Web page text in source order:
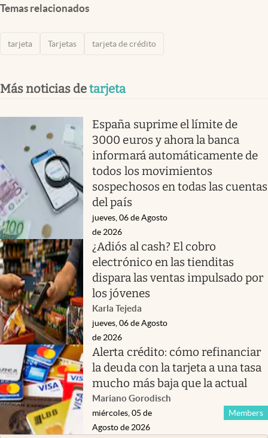
Temas relacionados
tarjeta Tarjetas tarjeta de crédito
Más noticias detarjeta
España suprime el límite de
3000 euros y ahora la banca
informará automáticamente de
todos los movimientos
sospechosos en todas las cuentas
del país
jueves, 06 de Agosto
de 2026
¿Adiós al cash? El cobro
electrónico en las tienditas
dispara las ventas impulsado por
los jóvenes
Karla Tejeda
jueves, 06 de Agosto
de 2026
Alerta crédito: cómo refinanciar
la deuda con la tarjeta a una tasa
mucho más baja que la actual
Mariano Gorodisch
Members
miércoles, 05 de
Agosto de 2026